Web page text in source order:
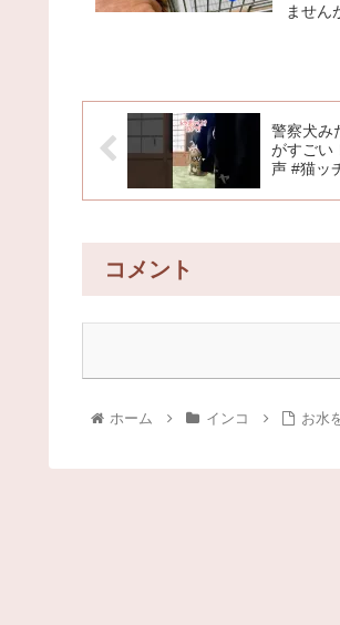
ません
警察犬み
がすごい
声 #猫ッ
コメント
ホーム インコ お水